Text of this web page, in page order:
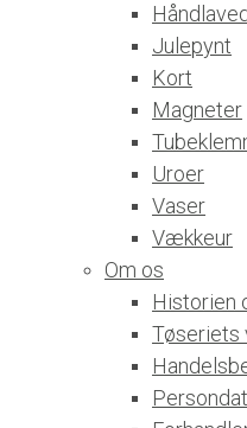
Julepynt
Kort
Magneter
Uroer
Vaser
Vækkeur
Om os
Historien